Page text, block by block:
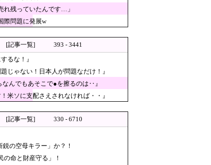
方法」とは何か [8/8]
かヒーロー番組の最終回を
」
自動車とかってところがリ
終わってしまった理由が
れ残っていたんです…」
際問題に発展w
[記事一覧]
393 - 3441
るな！』
ゃない！日本人が問題なだけ！』
んでもあそこで●を擦るのは‥』
ソに支配さえされなければ・・』
[記事一覧]
330 - 6710
の空母キラー」か？！
命と財産守る」！